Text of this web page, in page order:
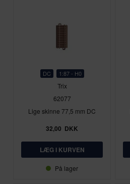
DC 1:87 - H0
Trix
62077
Lige skinne 77,5 mm DC
32,00 DKK
På lager